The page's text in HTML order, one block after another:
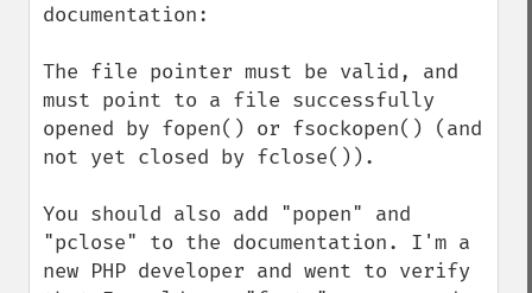
documentation:
The file pointer must be valid, and
must point to a file successfully
opened by fopen() or fsockopen() (and
not yet closed by fclose()).
You should also add "popen" and
"pclose" to the documentation. I'm a
new PHP developer and went to verify